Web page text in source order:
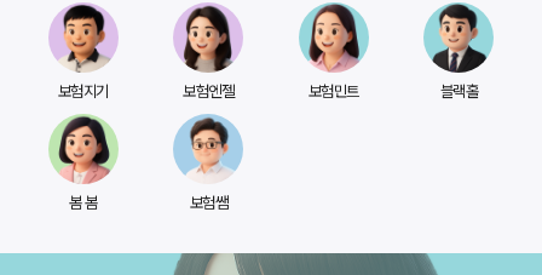
보험지기 보험엔젤 보험민트 블랙홀
봄 봄 보험쌤